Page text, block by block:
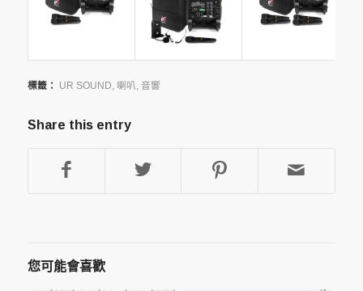
標籤： UR SOUND 喇叭 音響
Share this entry
您可能會喜歡